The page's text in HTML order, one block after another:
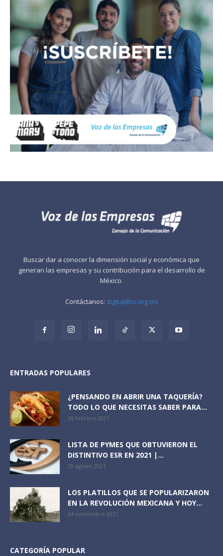
Buscar dar a conocer la dimensión social y económica que
generan las empresas y su contribución para el desarrollo de
México.
Contáctanos: digital@cc.org.mx
ENTRADAS POPULARES
¿PENSANDO EN ABRIR UNA TAQUERÍA?
TODO LO QUE NECESITAS SABER PARA...
26 febrero 2021
LISTA DE PYMES QUE OBTUVIERON EL
DISTINTIVO ESR EN 2021 |...
28 agosto 2021
LOS PLATILLOS QUE SE POPULARIZARON
EN LA REVOLUCIÓN MEXICANA Y HOY...
24 noviembre 2021
CATEGORÍA POPULAR